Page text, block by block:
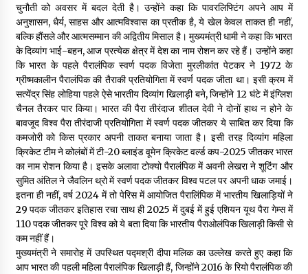
Thought Of The Day 10 May
May 10, 2022
Thought Of The Day 9 May
May 9, 2022
चुनौती को अवसर में बदल देती है। उन्होंने कहा कि पावरलिफ्टिंग अपने आप में
अनुशासन, धैर्य, साहस और आत्मविश्वास का प्रतीक है, ये खेल केवल ताकत ही नहीं,
बल्कि हौंसले और आत्मसम्मान की अद्वितीय मिसाल है। मुख्यमंत्री धामी ने कहा कि भारत
के दिव्यांग भाई-बहन, आज प्रत्येक क्षेत्र में देश का नाम रोशन कर रहे हैं। उन्होंने कहा
कि भारत के पहले पैरालंपिक स्वर्ण पदक विजेता मुरलीकांत पेटकर ने 1972 के
ग्रीष्मकालीन पैरालंपिक की तैराकी प्रतियोगिता में स्वर्ण पदक जीता था। इसी क्रम में
सत्येंद्र सिंह लोहिया पहले ऐसे भारतीय दिव्यांग खिलाड़ी बने, जिन्होंने 12 घंटे में इंग्लिश
चैनल तैरकर पार किया। भारत की पैरा तीरंदाज शीतल देवी ने दोनों हाथ न होने के
बावजूद विश्व पैरा तीरंदाजी प्रतियोगिता में स्वर्ण पदक जीतकर ये साबित कर दिया कि
कमजोरी को किस प्रकार अपनी ताकत बनाया जाता है। इसी तरह दिव्यांग महिला
क्रिकेट टीम ने कोलंबों में टी-20 ब्लाइंड वूमेन क्रिकेट वर्ल्ड कप-2025 जीतकर भारत
का नाम रोशन किया है। इसके अलावा टोक्यो पैरालंपिक में अवनी लेखरा ने शूटिंग और
सुमित अंतिल ने जैवलिन थ्रो में स्वर्ण पदक जीतकर विश्व पटल पर अपनी धाक जमाई।
इतना ही नहीं, वर्ष 2024 में तो पेरिस में आयोजित पैरालिंपिक में भारतीय खिलाड़ियों ने
29 पदक जीतकर इतिहास रचा साथ ही 2025 में दुबई में हुई एशियन यूथ पैरा गेम्स में
110 पदक जीतकर पूरे विश्व को ये बता दिया कि भारतीय पैराओलंपिक खिलाड़ी किसी से
कम नहीं हैं।
मुख्यमंत्री ने समारोह में उपस्थित पद्मश्री दीपा मलिक का उल्लेख करते हुए कहा कि
आप भारत की पहली महिला पैरालंपिक खिलाड़ी हैं, जिन्होंने 2016 के रियो पैरालंपिक की